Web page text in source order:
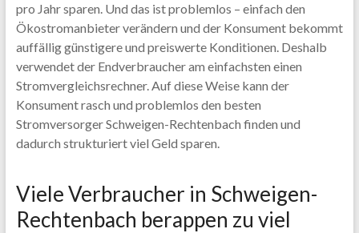
pro Jahr sparen. Und das ist problemlos – einfach den
Ökostromanbieter verändern und der Konsument bekommt
auffällig günstigere und preiswerte Konditionen. Deshalb
verwendet der Endverbraucher am einfachsten einen
Stromvergleichsrechner. Auf diese Weise kann der
Konsument rasch und problemlos den besten
Stromversorger Schweigen-Rechtenbach finden und
dadurch strukturiert viel Geld sparen.
Viele Verbraucher in Schweigen-
Rechtenbach berappen zu viel